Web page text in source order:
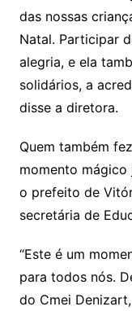
das nossas
Natal. Participar
alegria, e ela
solidários, a
disse a diretora.
Quem também
momento
o prefeito de
secretária de
“Este é um
para todos nós.
do Cmei